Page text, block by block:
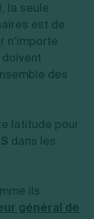
la seule
est de
n’importe
des
latitude pour
dans les
ils
général de